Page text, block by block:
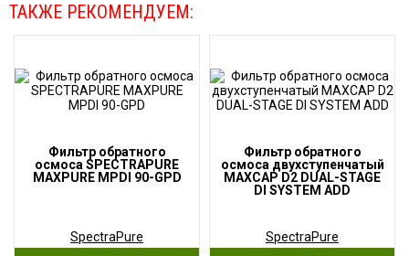
ТАКЖЕ РЕКОМЕНДУЕМ:
Фильтр обратного
осмоса SPECTRAPURE
MAXPURE MPDI 90-GPD
SpectraPure
Фильтр обратного
осмоса двухступенчатый
MAXCAP D2 DUAL-STAGE
DI SYSTEM ADD
SpectraPure